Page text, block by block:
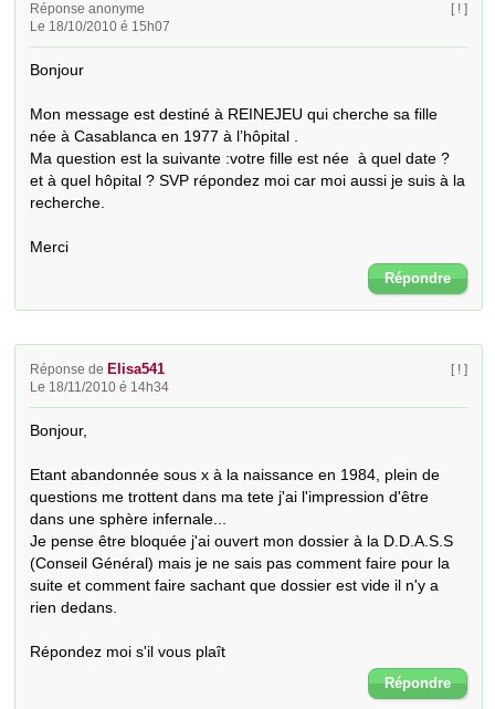
Réponse anonyme
Le 18/10/2010 é 15h07
[ ! ]
Bonjour
Mon message est destiné à REINEJEU qui cherche sa fille
née à Casablanca en 1977 à l’hôpital .
Ma question est la suivante :votre fille est née  à quel date ?
et à quel hôpital ? SVP répondez moi car moi aussi je suis à la
recherche.
Merci
Répondre
Réponse de Elisa541
Le 18/11/2010 é 14h34
[ ! ]
Bonjour,
Etant abandonnée sous x à la naissance en 1984, plein de
questions me trottent dans ma tete j'ai l'impression d'être
dans une sphère infernale...
Je pense être bloquée j'ai ouvert mon dossier à la D.D.A.S.S
(Conseil Général) mais je ne sais pas comment faire pour la
suite et comment faire sachant que dossier est vide il n'y a
rien dedans.
Répondez moi s'il vous plaît
Répondre